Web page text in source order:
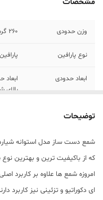
وزن حدودی 260 گرم
نوع پارافین
ابعاد حدودی
توضیحات
که از باکیفیت ترین و بهترین
امروزه شمع ها علاوه بر کاربرد
ای دکوراتیو و تزئینی نیز کاربرد